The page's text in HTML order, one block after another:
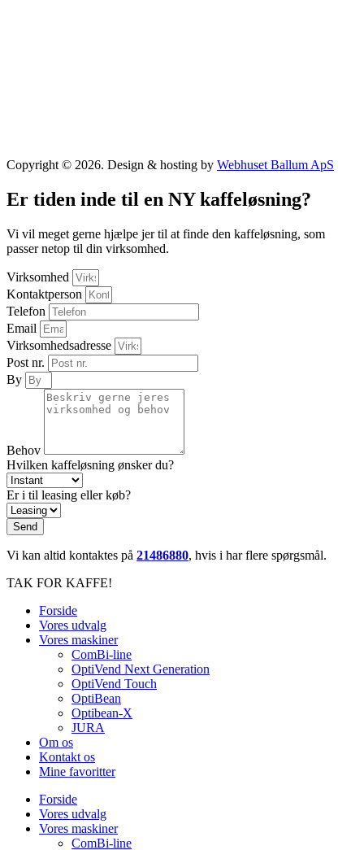
Copyright © 2026. Design & hosting by Webhuset Ballum ApS
Er tiden inde til en NY kaffeløsning?
Vi vil meget gerne hjælpe jer til at finde den kaffeløsning, som
passer netop til din virksomhed.
Virksomhed
Kontaktperson
Telefon
Email
Virksomhedsadresse
Post nr.
By
Behov
Hvilken kaffeløsning ønsker du?
Er i til leasing eller køb?
Send
Vi kan altid kontaktes på 21486880, hvis i har flere spørgsmål.
TAK FOR KAFFE!
Forside
Vores udvalg
Vores maskiner
ComBi-line
OptiVend Next Generation
OptiVend Touch
OptiBean
Optibean-X
JURA
Om os
Kontakt os
Mine favoritter
Forside
Vores udvalg
Vores maskiner
ComBi-line